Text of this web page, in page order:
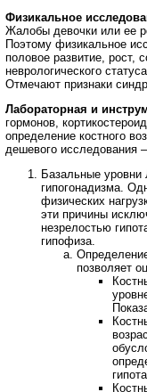
Физикальное
Жалобы девочки или ее
Поэтому физикальное
половое развитие, рост,
неврологического
Отмечают признаки
Лабораторная и
гормонов,
определение костного
дешевого исследования
Базальные уровни
гипогонадизма.
физических
эти причины
незрелостью
гипофиза.
позволяет